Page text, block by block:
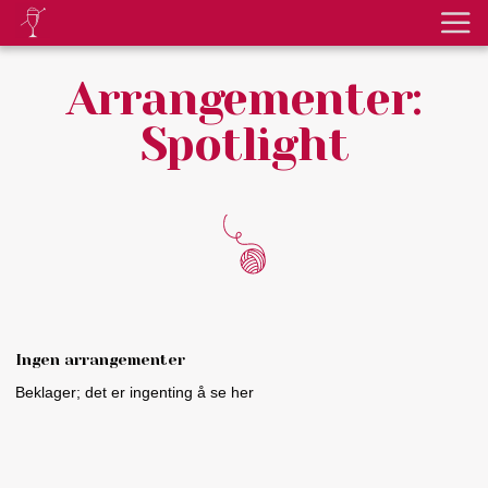
Arrangementer:
Spotlight
Ingen arrangementer
Beklager; det er ingenting å se her